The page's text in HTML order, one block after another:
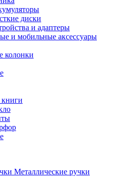
диски
и адаптеры
и мобильные аксессуары
колонки
Металлические ручки